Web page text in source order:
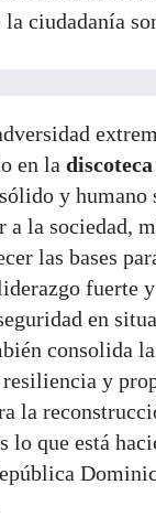
ciudadanía
en la
y humano
a la sociedad,
las bases
fuerte
en
consolida
y
la
lo que está